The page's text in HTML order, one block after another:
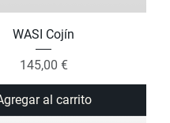
WASI Cojín
Precio
145,00 €
al carrito